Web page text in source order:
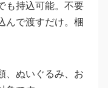
も持込可能。不要
んで渡すだけ。梱
、ぬいぐるみ、お